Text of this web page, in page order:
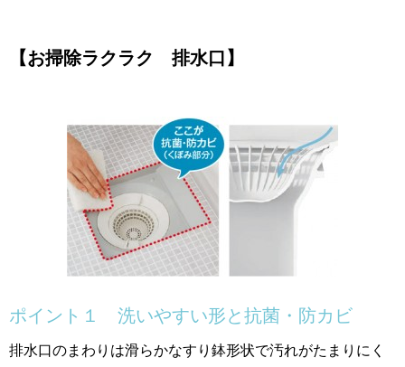
【お掃除ラクラク 排水口】
ポイント１ 洗いやすい形と抗菌・防カビ
排水口のまわりは滑らかなすり鉢形状で汚れがたまりにく